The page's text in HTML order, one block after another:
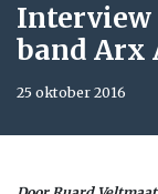
Interview
band Arx
25 oktober 2016